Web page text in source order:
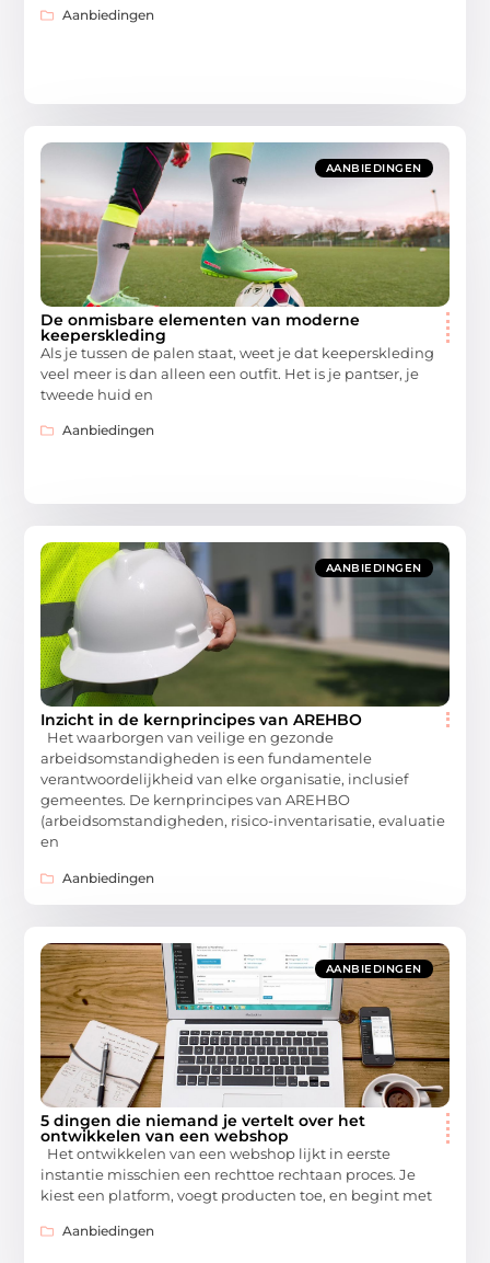
Aanbiedingen
AANBIEDINGEN
De onmisbare elementen van moderne
keeperskleding
Als je tussen de palen staat, weet je dat keeperskleding
veel meer is dan alleen een outfit. Het is je pantser, je
tweede huid en
Aanbiedingen
AANBIEDINGEN
Inzicht in de kernprincipes van AREHBO
Het waarborgen van veilige en gezonde
arbeidsomstandigheden is een fundamentele
verantwoordelijkheid van elke organisatie, inclusief
gemeentes. De kernprincipes van AREHBO
(arbeidsomstandigheden, risico-inventarisatie, evaluatie
en
Aanbiedingen
AANBIEDINGEN
5 dingen die niemand je vertelt over het
ontwikkelen van een webshop
Het ontwikkelen van een webshop lijkt in eerste
instantie misschien een rechttoe rechtaan proces. Je
kiest een platform, voegt producten toe, en begint met
Aanbiedingen